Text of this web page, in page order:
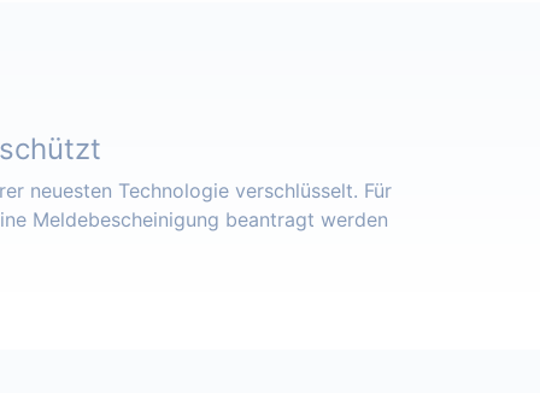
neuesten Technologie verschlüsselt. Für
Meldebescheinigung beantragt werden